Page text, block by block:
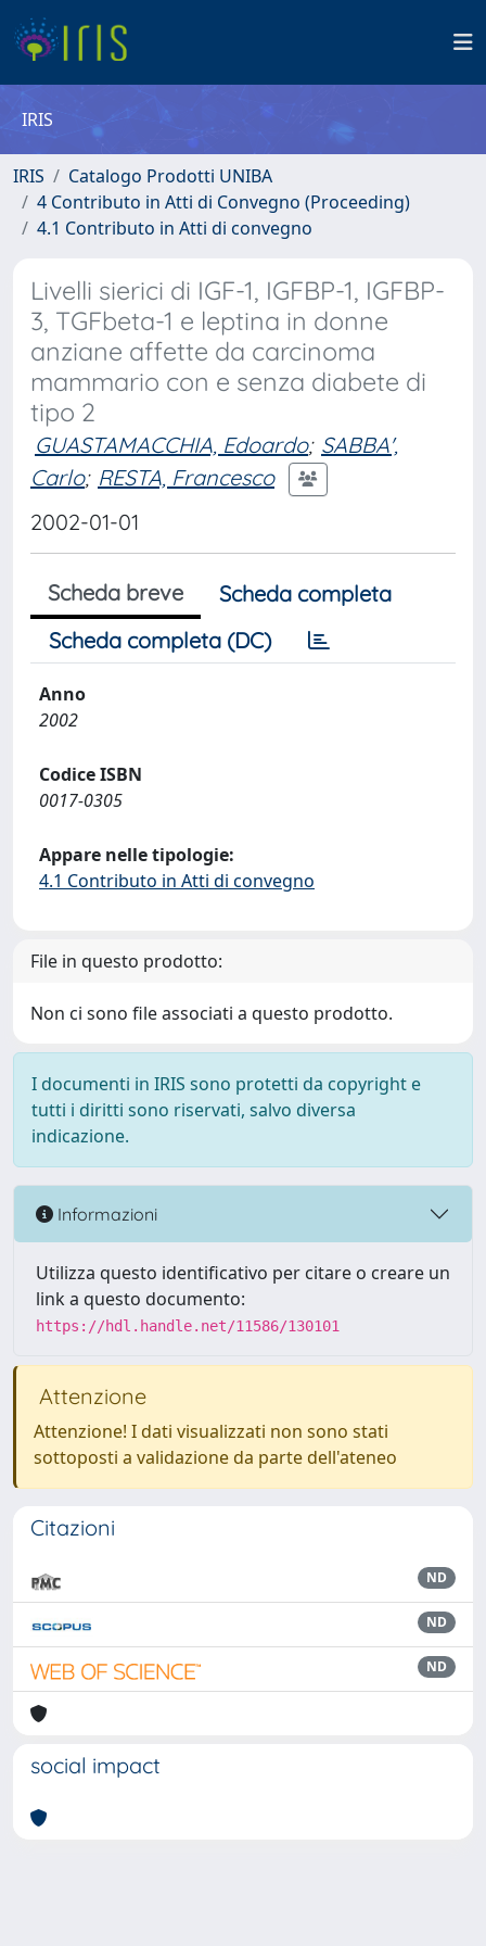
IRIS
IRIS
Catalogo Prodotti UNIBA
4 Contributo in Atti di Convegno (Proceeding)
4.1 Contributo in Atti di convegno
Livelli sierici di IGF-1, IGFBP-1, IGFBP-
3, TGFbeta-1 e leptina in donne
anziane affette da carcinoma
mammario con e senza diabete di
tipo 2
GUASTAMACCHIA, Edoardo; SABBA',
Carlo; RESTA, Francesco
2002-01-01
Scheda breve
Scheda completa
Scheda completa (DC)
Anno
2002
Codice ISBN
0017-0305
Appare nelle tipologie:
4.1 Contributo in Atti di convegno
File in questo prodotto:
Non ci sono file associati a questo prodotto.
I documenti in IRIS sono protetti da copyright e
tutti i diritti sono riservati, salvo diversa
indicazione.
Informazioni
Utilizza questo identificativo per citare o creare un
link a questo documento:
https://hdl.handle.net/11586/130101
Attenzione
Attenzione! I dati visualizzati non sono stati
sottoposti a validazione da parte dell'ateneo
Citazioni
ND
ND
ND
social impact